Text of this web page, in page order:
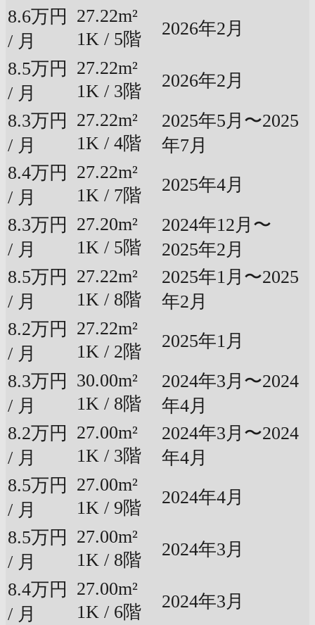
8.6万円
/ 月
27.22m²
1K / 5階
2026年2月
8.5万円
/ 月
27.22m²
1K / 3階
2026年2月
8.3万円
/ 月
27.22m²
1K / 4階
2025年5月〜2025
年7月
8.4万円
/ 月
27.22m²
1K / 7階
2025年4月
8.3万円
/ 月
27.20m²
1K / 5階
2024年12月〜
2025年2月
8.5万円
/ 月
27.22m²
1K / 8階
2025年1月〜2025
年2月
8.2万円
/ 月
27.22m²
1K / 2階
2025年1月
8.3万円
/ 月
30.00m²
1K / 8階
2024年3月〜2024
年4月
8.2万円
/ 月
27.00m²
1K / 3階
2024年3月〜2024
年4月
8.5万円
/ 月
27.00m²
1K / 9階
2024年4月
8.5万円
/ 月
27.00m²
1K / 8階
2024年3月
8.4万円
/ 月
27.00m²
1K / 6階
2024年3月